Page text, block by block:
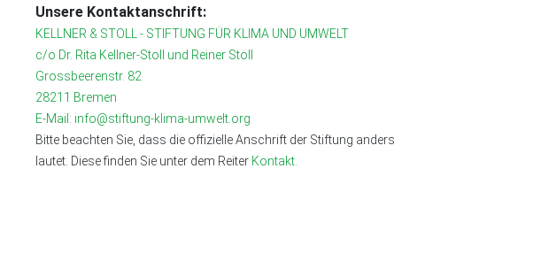
Unsere Kontaktanschrift:
KELLNER & STOLL - STIFTUNG FÜR KLIMA UND UMWELT
c/o Dr. Rita Kellner-Stoll und Reiner Stoll
Grossbeerenstr. 82
28211 Bremen
E-Mail: info@stiftung-klima-umwelt.org
Bitte beachten Sie, dass die offizielle Anschrift der Stiftung anders
lautet. Diese finden Sie unter dem Reiter Kontakt.